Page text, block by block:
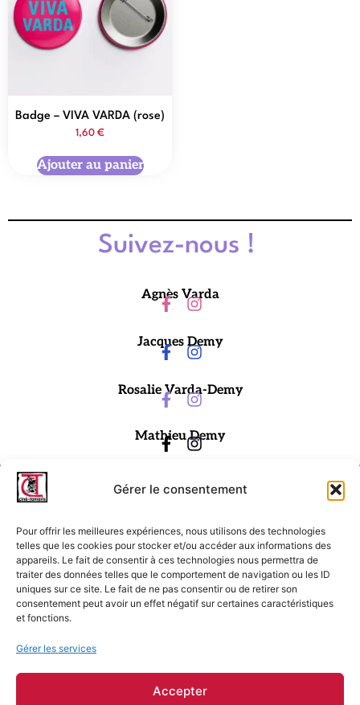
Gérer le consentement
Pour offrir les meilleures expériences, nous utilisons des technologies
telles que les cookies pour stocker et/ou accéder aux informations des
appareils. Le fait de consentir à ces technologies nous permettra de
traiter des données telles que le comportement de navigation ou les ID
uniques sur ce site. Le fait de ne pas consentir ou de retirer son
consentement peut avoir un effet négatif sur certaines caractéristiques
et fonctions.
Gérer les services
Accepter
Badge – VIVA VARDA (rose)
1,60 €
Ajouter au panier
Suivez-nous !
Agnès Varda
Jacques Demy
Rosalie Varda-Demy
Mathieu Demy
Ciné-Tamaris
88 rue Daguerre,